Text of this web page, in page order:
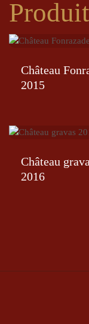
Château
2015
Château
2016